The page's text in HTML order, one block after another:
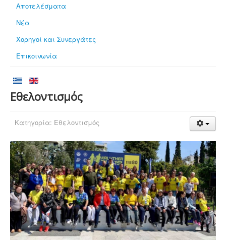
Αποτελέσματα
Νέα
Χορηγοί και Συνεργάτες
Επικοινωνία
Εθελοντισμός
Κατηγορία: Εθελοντισμός